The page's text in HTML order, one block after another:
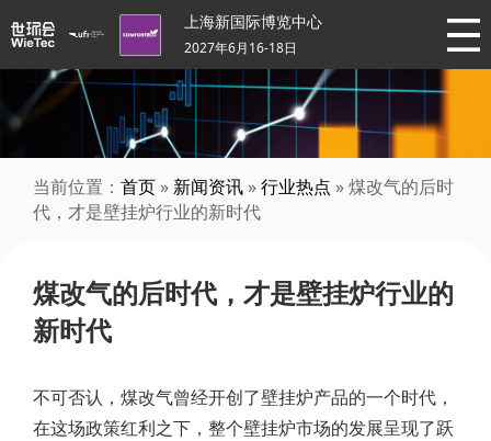
上海新国际博览中心
2027年6月16-18日
当前位置： 首页 » 新闻资讯 »行业热点 » 煤改气的后时
代，才是壁挂炉行业的新时代
煤改气的后时代，才是壁挂炉行业的
新时代
不可否认，煤改气曾经开创了壁挂炉产品的一个时代，
在这场政策红利之下，整个壁挂炉市场的发展呈现了跃